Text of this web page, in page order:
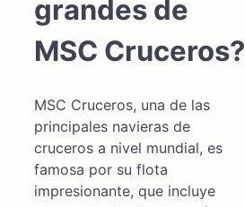
grandes de
MSC Cruceros?
MSC Cruceros, una de las
principales navieras de
cruceros a nivel mundial, es
famosa por su flota
impresionante, que incluye